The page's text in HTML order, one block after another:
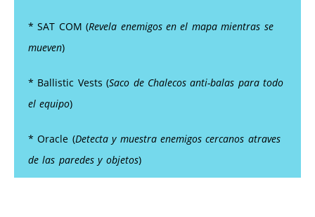
* SAT COM (Revela enemigos en el mapa mientras se
mueven)
* Ballistic Vests (Saco de Chalecos anti-balas para todo
el equipo)
* Oracle (Detecta y muestra enemigos cercanos atraves
de las paredes y objetos)